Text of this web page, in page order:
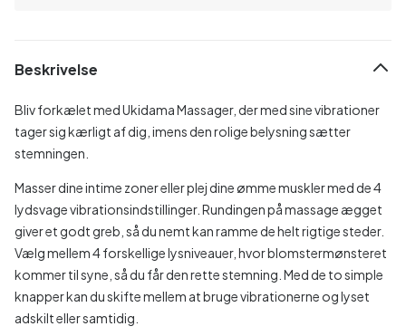
Beskrivelse
Bliv forkælet med Ukidama Massager, der med sine vibrationer
tager sig kærligt af dig, imens den rolige belysning sætter
stemningen.
Masser dine intime zoner eller plej dine ømme muskler med de 4
lydsvage vibrationsindstillinger. Rundingen på massage ægget
giver et godt greb, så du nemt kan ramme de helt rigtige steder.
Vælg mellem 4 forskellige lysniveauer, hvor blomstermønsteret
kommer til syne, så du får den rette stemning. Med de to simple
knapper kan du skifte mellem at bruge vibrationerne og lyset
adskilt eller samtidig.